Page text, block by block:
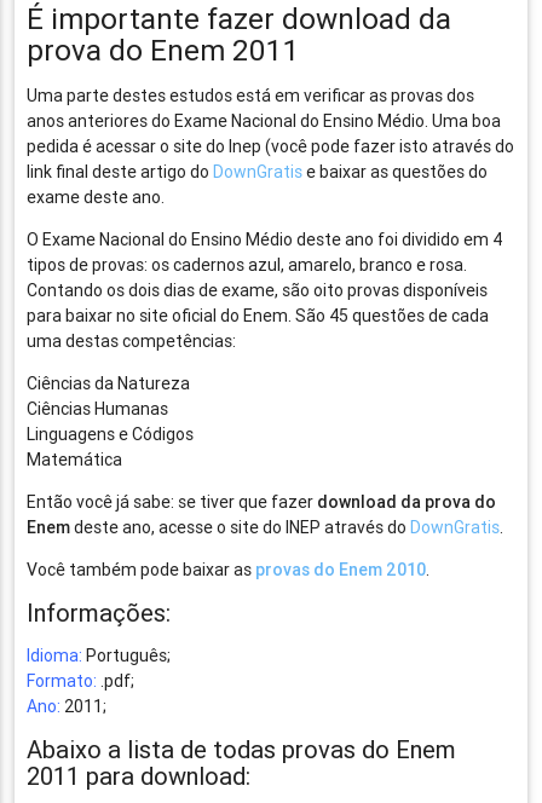
É importante fazer download da
prova do Enem 2011
Uma parte destes estudos está em verificar as provas dos
anos anteriores do Exame Nacional do Ensino Médio. Uma boa
pedida é acessar o site do Inep (você pode fazer isto através do
link final deste artigo doDownGratise baixar as questões do
exame deste ano.
O Exame Nacional do Ensino Médio deste ano foi dividido em 4
tipos de provas: os cadernos azul, amarelo, branco e rosa.
Contando os dois dias de exame, são oito provas disponíveis
para baixar no site oficial do Enem. São 45 questões de cada
uma destas competências:
Ciências da Natureza
Ciências Humanas
Linguagens e Códigos
Matemática
Então você já sabe: se tiver que fazer download da prova do
Enemdeste ano, acesse o site do INEP através doDownGratis.
Você também pode baixar as provas do Enem 2010.
Informações:
Idioma: Português;
Formato: .pdf;
Ano: 2011;
Abaixo a lista de todas provas do Enem
2011 para download: